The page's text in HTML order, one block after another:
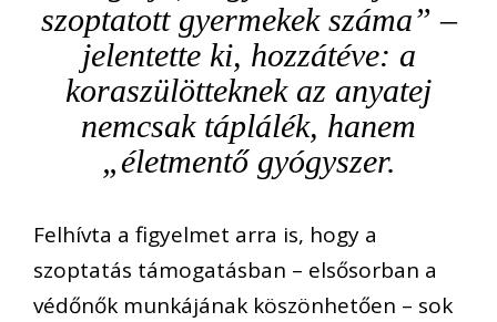
szoptatott gyermekek száma” –
jelentette ki, hozzátéve: a
koraszülötteknek az anyatej
nemcsak táplálék, hanem
„életmentő gyógyszer.
Felhívta a figyelmet arra is, hogy a
szoptatás támogatásban – elsősorban a
védőnők munkájának köszönhetően – sok